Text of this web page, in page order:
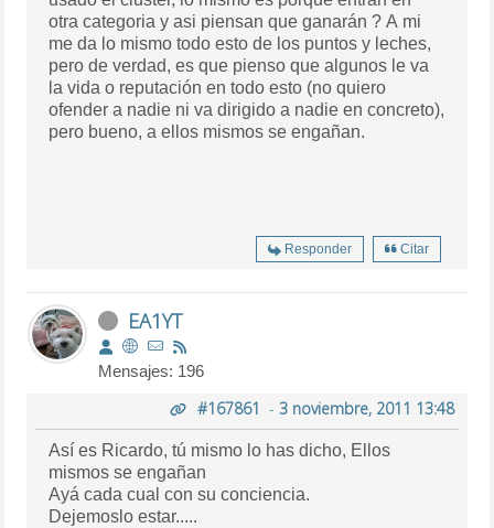
otra categoria y asi piensan que ganarán ? A mi
me da lo mismo todo esto de los puntos y leches,
pero de verdad, es que pienso que algunos le va
la vida o reputación en todo esto (no quiero
ofender a nadie ni va dirigido a nadie en concreto),
pero bueno, a ellos mismos se engañan.
Responder Citar
EA1YT
Mensajes: 196
#167861 - 3 noviembre, 2011 13:48
Así es Ricardo, tú mismo lo has dicho, Ellos
mismos se engañan
Ayá cada cual con su conciencia.
Dejemoslo estar.....